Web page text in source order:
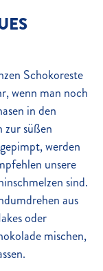
Schokoreste
wenn man noch
in den
süßen
werden
unsere
sind.
aus
oder
mischen,